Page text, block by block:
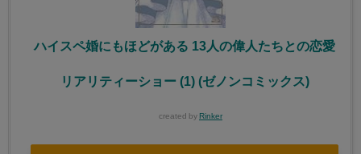
ハイスペ婚にもほどがある 13人の偉人たちとの恋愛
リアリティーショー (1) (ゼノンコミックス)
created by Rinker